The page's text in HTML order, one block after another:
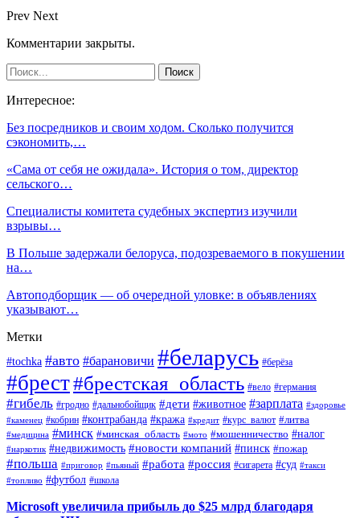
Prev Next
Комментарии закрыты.
Интересное:
Без посредников и своим ходом. Сколько получится
сэкономить,…
«Сама от себя не ожидала». История о том, директор
сельского…
Специалисты комитета судебных экспертиз изучили
взрывы…
В Польше задержали белоруса, подозреваемого в покушении
на…
Автоподборщик — об очередной уловке: в объявлениях
указывают…
Метки
#tochka #авто #барановичи #беларусь #берёза
#брест#брестская_область #вело #германия
#гибель #гродно #дальнобойщик #дети #животное #зарплата #здоровье
#каменец #кобрин #контрабанда #кража #кредит #курс_валют #литва
#медицина #минск #минская_область #мото #мошенничество #налог
#наркотик #недвижимость #новости компаний #пинск #пожар
#польша #приговор #пьяный #работа #россия #сигарета #суд #такси
#топливо #футбол #школа
Microsoft увеличила прибыль до $25 млрд благодаря